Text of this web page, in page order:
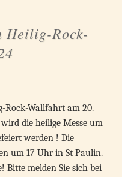
Heilig-Rock-
Rock-Wallfahrt am 20.
die heilige Messe um
werden ! Die
um 17 Uhr in St Paulin.
melden Sie sich bei